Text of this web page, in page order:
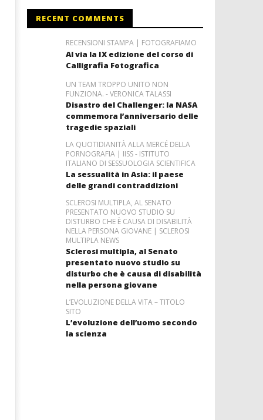
RECENT COMMENTS
RECENSIONI STAMPA | FOTOGRAFIAMO
Al via la IX edizione del corso di
Calligrafia Fotografica
UN TEAM TROPPO UNITO NON
FUNZIONA. - VERONICA TALASSI
Disastro del Challenger: la NASA
commemora l’anniversario delle
tragedie spaziali
LA QUOTIDIANITÀ ALLA MERCÉ DELLA
PORNOGRAFIA | IISS - ISTITUTO
ITALIANO DI SESSUOLOGIA SCIENTIFICA
La sessualità in Asia: il paese
delle grandi contraddizioni
SCLEROSI MULTIPLA, AL SENATO
PRESENTATO NUOVO STUDIO SU
DISTURBO CHE È CAUSA DI DISABILITÀ
NELLA PERSONA GIOVANE | SCLEROSI
MULTIPLA NEWS
Sclerosi multipla, al Senato
presentato nuovo studio su
disturbo che è causa di disabilità
nella persona giovane
L’EVOLUZIONE DELLA VITA – TITOLO
SITO
L’evoluzione dell’uomo secondo
la scienza